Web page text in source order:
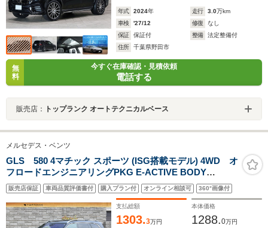
年式 2024年 走行 3.0万km
車検
'27/12 修復
なし
保証
保証付 整備
法定整備付
住所
千葉県野田市
無
料
今すぐ在庫確認・見積依頼
電話する
販売店： トップランク オートテクニカルベース
メルセデス・ベンツ
GLS 580 4マチック スポーツ (ISG搭載モデル) 4WD オ
フロードエンジニアリングPKG E-ACTIVE BODY
CONTROL AMG22インチAW 後期モデル
販売店保証 車両品質評価書付 購入プラン付 オンライン相談可 360°画像付
支払総額
1303.3万円
本体価格
1288.0万円